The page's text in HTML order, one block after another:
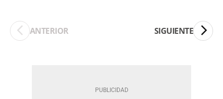
ANTERIOR SIGUIENTE